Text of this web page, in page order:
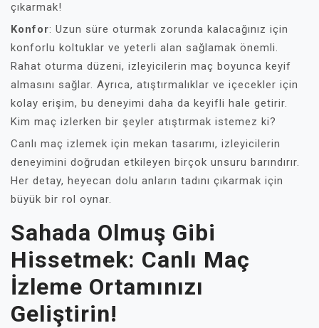
çıkarmak!
Konfor: Uzun süre oturmak zorunda kalacağınız için
konforlu koltuklar ve yeterli alan sağlamak önemli.
Rahat oturma düzeni, izleyicilerin maç boyunca keyif
almasını sağlar. Ayrıca, atıştırmalıklar ve içecekler için
kolay erişim, bu deneyimi daha da keyifli hale getirir.
Kim maç izlerken bir şeyler atıştırmak istemez ki?
Canlı maç izlemek için mekan tasarımı, izleyicilerin
deneyimini doğrudan etkileyen birçok unsuru barındırır.
Her detay, heyecan dolu anların tadını çıkarmak için
büyük bir rol oynar.
Sahada Olmuş Gibi
Hissetmek: Canlı Maç
İzleme Ortamınızı
Geliştirin!